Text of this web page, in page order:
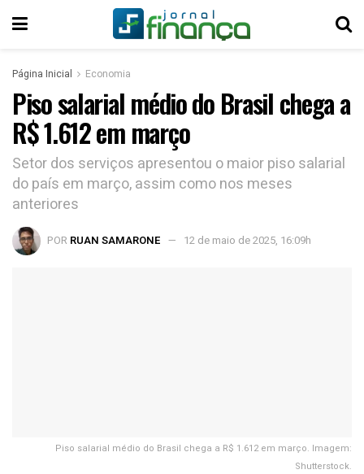
Página Inicial Economia
Piso salarial médio do Brasil chega a
R$ 1.612 em março
Setor dos serviços apresentou o maior piso salarial
do país em março, assim como nos meses
anteriores
POR RUAN SAMARONE 12 de maio de 2025, 16:09h
Piso salarial médio do Brasil chega a R$ 1.612 em março. Imagem:
Shutterstock.